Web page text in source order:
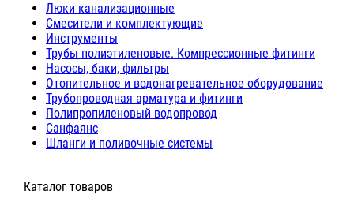
Люки канализационные
Cмесители и комплектующие
Инструменты
Трубы полиэтиленовые. Компрессионные фитинги
Насосы, баки, фильтры
Отопительное и водонагревательное оборудование
Трубопроводная арматура и фитинги
Полипропиленовый водопровод
Санфаянс
Шланги и поливочные системы
⠀Каталог товаров